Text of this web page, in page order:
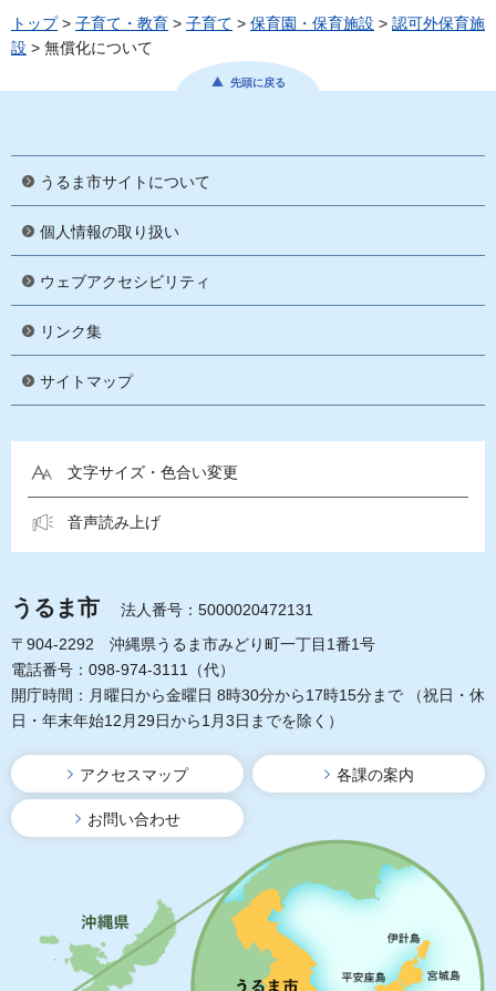
トップ> 子育て・教育 > 子育て > 保育園・保育施設 > 認可外保育施
設 > 無償化について
先頭に戻る
うるま市サイトについて
個人情報の取り扱い
ウェブアクセシビリティ
リンク集
サイトマップ
文字サイズ・色合い変更
音声読み上げ
うるま市
法人番号：5000020472131
〒904-2292 沖縄県うるま市みどり町一丁目1番1号
電話番号：098-974-3111（代）
開庁時間：月曜日から金曜日 8時30分から17時15分まで
（祝日・休
日・年末年始12月29日から1月3日までを除く）
アクセスマップ 各課の案内
お問い合わせ